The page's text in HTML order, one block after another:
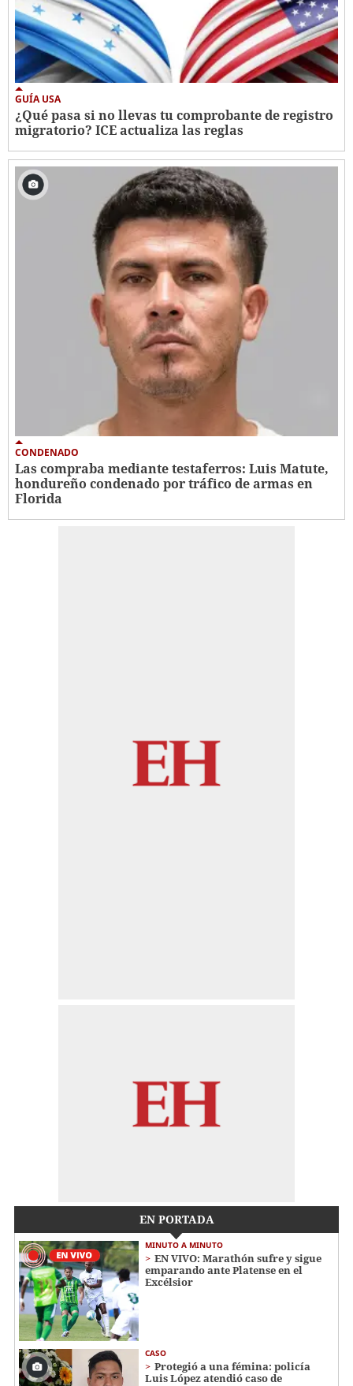
GUÍA USA
¿Qué pasa si no llevas tu comprobante de registro
migratorio? ICE actualiza las reglas
CONDENADO
Las compraba mediante testaferros: Luis Matute,
hondureño condenado por tráfico de armas en
Florida
EN PORTADA
MINUTO A MINUTO
EN VIVO: Marathón sufre y sigue
emparando ante Platense en el
Excélsior
CASO
Protegió a una fémina: policía
Luis López atendió caso de